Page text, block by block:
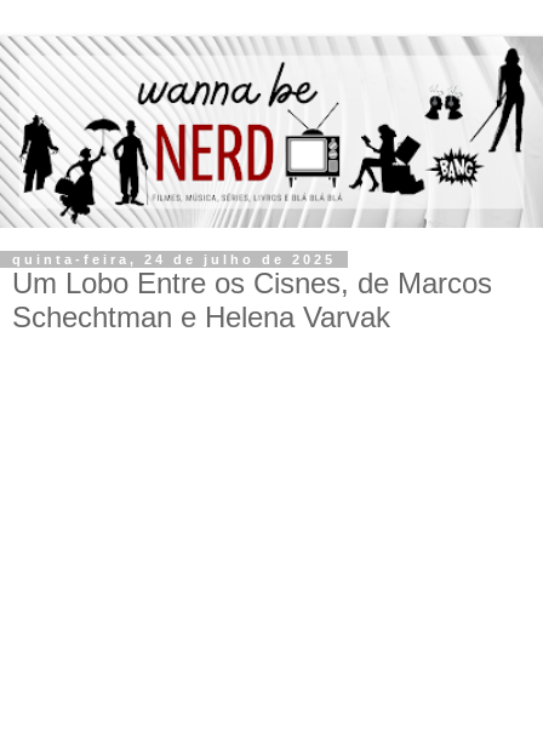
quinta-feira, 24 de julho de 2025
Um Lobo Entre os Cisnes, de Marcos
Schechtman e Helena Varvak